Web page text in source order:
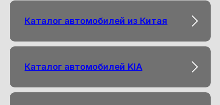
Каталог автомобилей из Китая
Каталог автомобилей KIA